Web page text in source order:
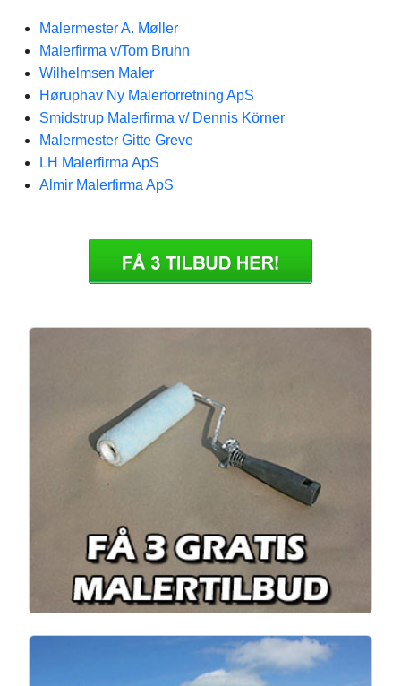
Malermester A. Møller
Malerfirma v/Tom Bruhn
Wilhelmsen Maler
Høruphav Ny Malerforretning ApS
Smidstrup Malerfirma v/ Dennis Körner
Malermester Gitte Greve
LH Malerfirma ApS
Almir Malerfirma ApS